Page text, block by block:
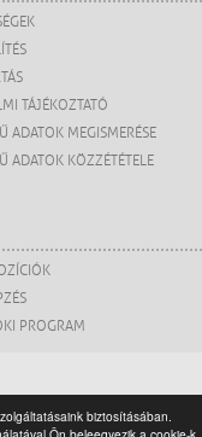
biztosításában.
TÁJÉKOZTATÓ
ADATOK MEGISMERÉSE
ADATOK KÖZZÉTÉTELE
PROGRAM